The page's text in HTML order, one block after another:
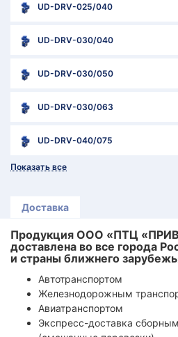
UD-DRV-025/040
UD-DRV-030/040
UD-DRV-030/050
UD-DRV-030/063
UD-DRV-040/075
Показать все
Доставка
Продукция ООО «ПТЦ
доставлена во все города
и страны ближнего
Автотранспортом
Железнодорожным
Авиатранспортом
Экспресс-доставка